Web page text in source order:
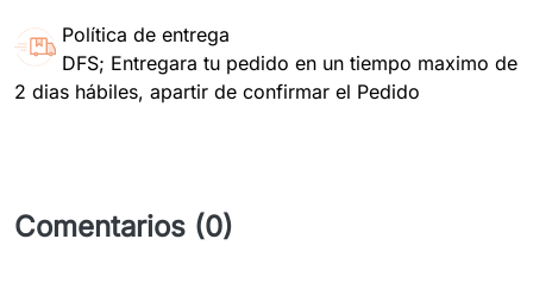
Política de entrega
DFS; Entregara tu pedido en un tiempo maximo de
2 dias hábiles, apartir de confirmar el Pedido
Comentarios (0)